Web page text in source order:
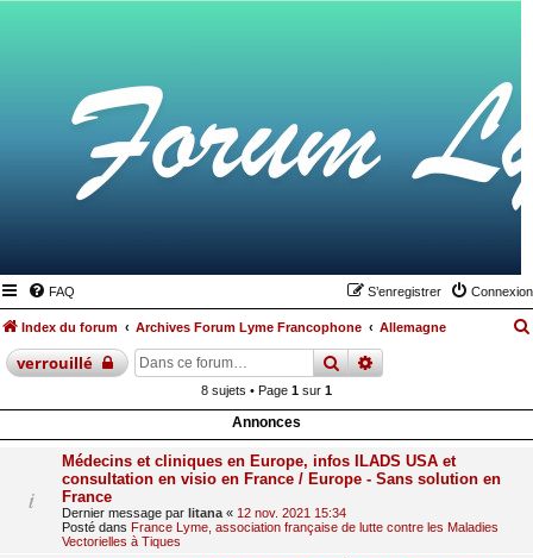
FAQ Connexion
S’enregistrer
Index du forum Archives Forum Lyme Francophone Allemagne
verrouillé rechercher
recherche
8 sujets • Page 1 sur 1
Annonces
Médecins et cliniques en Europe, infos ILADS USA et
consultation en visio en France / Europe - Sans solution en
France
Dernier message par litana « 12 nov. 2021 15:34
Posté dans France Lyme, association française de lutte contre les Maladies
Vectorielles à Tiques